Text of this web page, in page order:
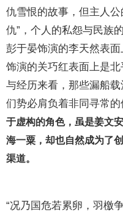
仇雪恨的故事，但主人公
仇”，个人的私怨与民族
彭于晏饰演的李天然表
饰演的关巧红表面上是
与经历来看，那些漏船
们势必肩负着非同寻常
于虚构的角色，虽是姜文
海一粟，却也自然成为了
渠道。
“况乃国危若累卵，羽檄